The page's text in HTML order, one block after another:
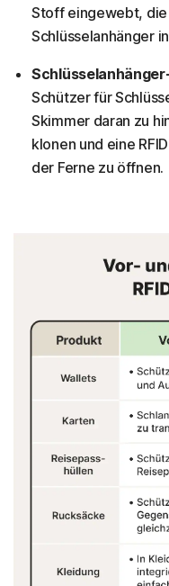
Stoff eingewebt,
Schlüsselanhänger
Schützer für
Skimmer daran zu
klonen und eine
der Ferne zu öffnen.